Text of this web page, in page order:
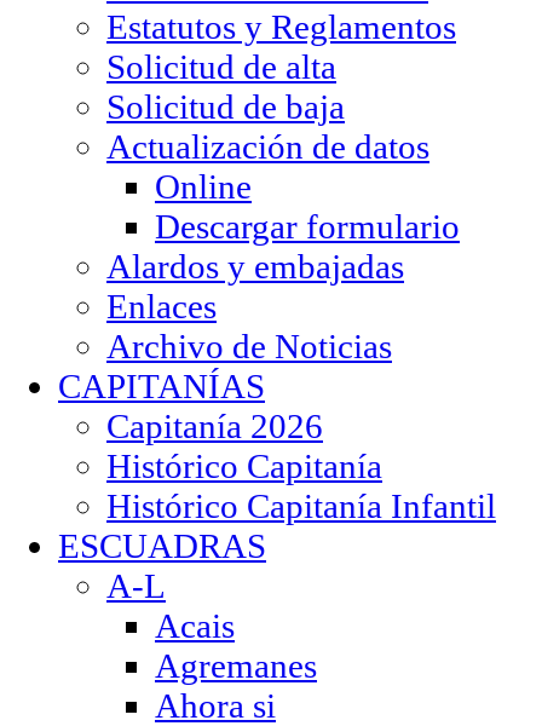
Estatutos y Reglamentos
Solicitud de alta
Solicitud de baja
Actualización de datos
Online
Descargar formulario
Alardos y embajadas
Enlaces
Archivo de Noticias
CAPITANÍAS
Capitanía 2026
Histórico Capitanía
Histórico Capitanía Infantil
ESCUADRAS
A-L
Acais
Agremanes
Ahora si